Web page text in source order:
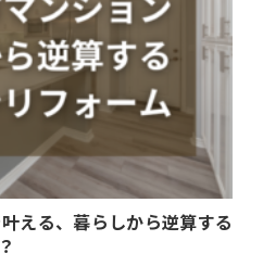
える、暮らしから逆算する